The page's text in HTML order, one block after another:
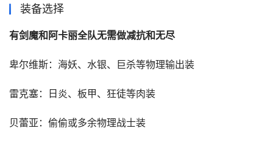
装备选择
有剑魔和阿卡丽全队无需做减抗和无尽
卑尔维斯：海妖、水银、巨杀等物理输出装
雷克塞：日炎、板甲、狂徒等肉装
贝蕾亚：偷偷或多余物理战士装